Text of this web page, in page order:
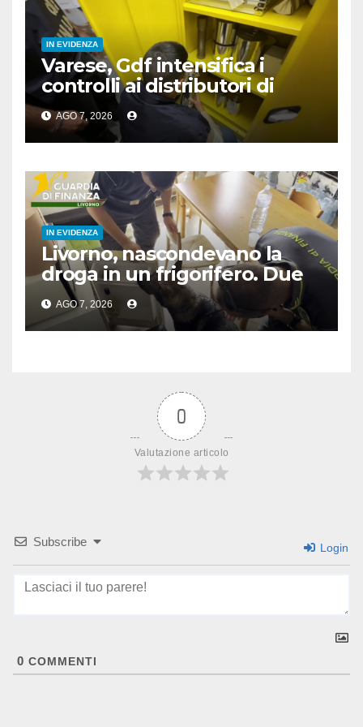
IN EVIDENZA
Varese, Gdf intensifica i
controlli ai distributori di
carburante, 6 multati
AGO 7, 2026
IN EVIDENZA
Livorno, nascondevano la
droga in un frigorifero. Due
arresti
AGO 7, 2026
0
Valutazione articolo
Subscribe Login
0 COMMENTI